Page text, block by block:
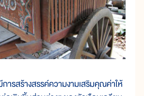
สร้างสรรค์ความงามเสริมคุณค่าให้